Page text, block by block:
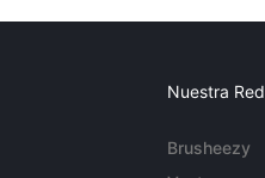
Nuestra Red
Brusheezy